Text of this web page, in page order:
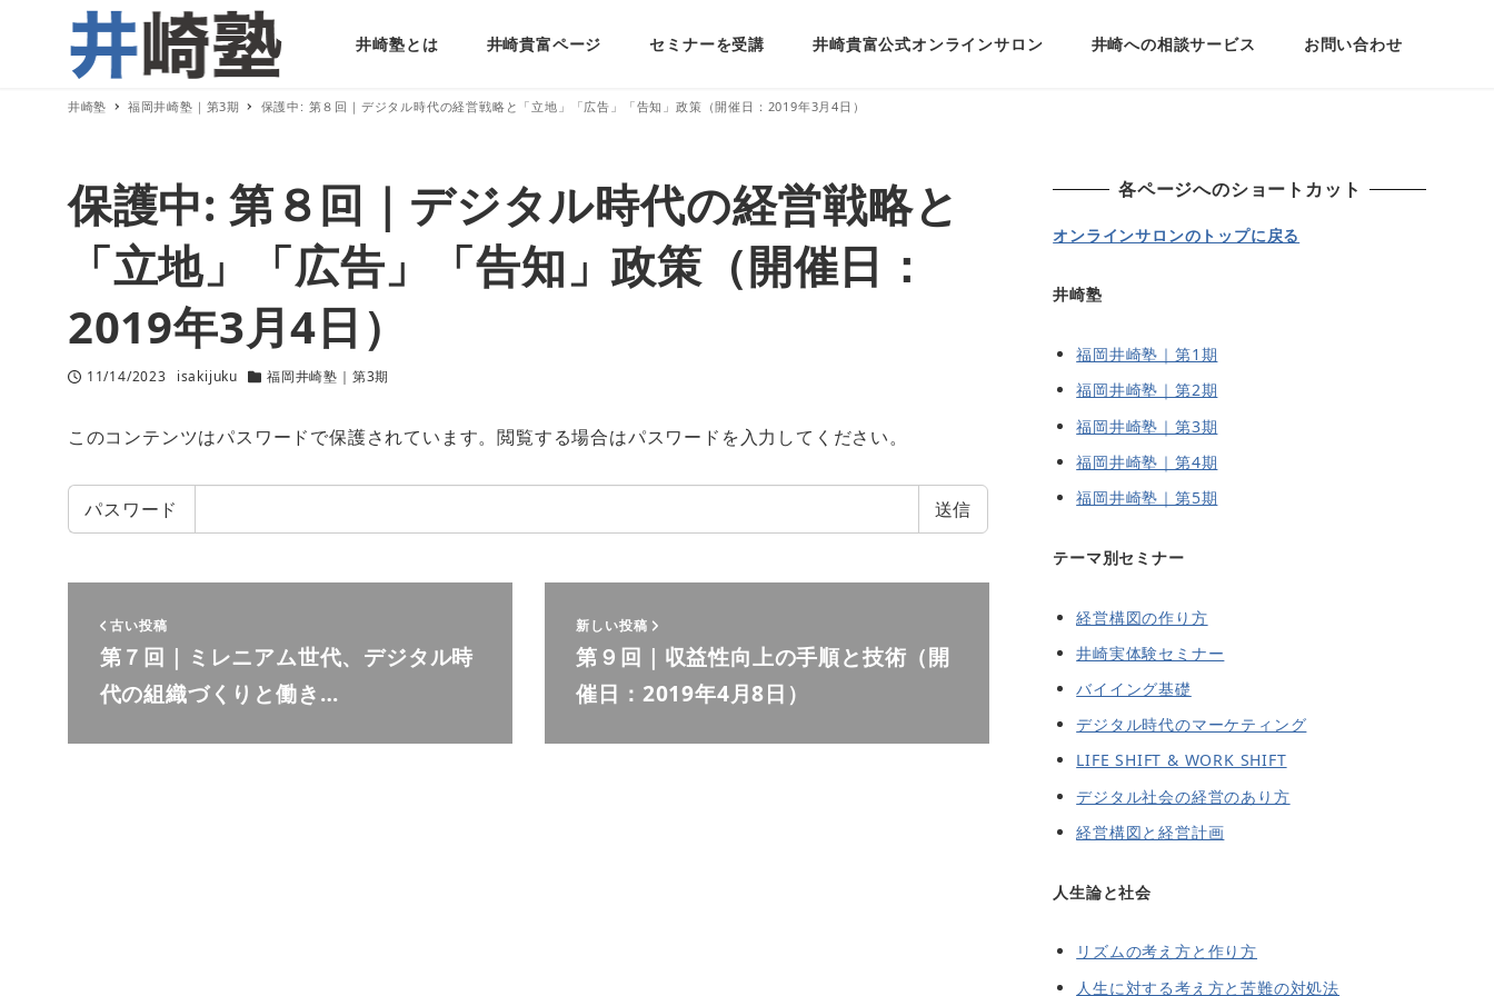
井崎塾とは 井崎貴富ページ セミナーを受講 井崎貴富公式オンラインサロン 井崎への相談サービス お問い合わせ
井崎塾 福岡井崎塾｜第3期 保護中: 第８回｜デジタル時代の経営戦略と「立地」「広告」「告知」政策（開催日：2019年3月4日）
保護中: 第８回｜デジタル時代の経営戦略と
「立地」「広告」「告知」政策（開催日：
2019年3月4日）
投稿日
11/14/2023
著
isakijuku
カテゴリー
福岡井崎塾｜第3期
このコンテンツはパスワードで保護されています。閲覧する場合はパスワードを入力してください。
パスワード
古い投稿
第７回｜ミレニアム世代、デジタル時
代の組織づくりと働き…
新しい投稿
第９回｜収益性向上の手順と技術（開
催日：2019年4月8日）
各ページへのショートカット
オンラインサロンのトップに戻る
井崎塾
福岡井崎塾｜第1期
福岡井崎塾｜第2期
福岡井崎塾｜第3期
福岡井崎塾｜第4期
福岡井崎塾｜第5期
テーマ別セミナー
経営構図の作り方
井崎実体験セミナー
バイイング基礎
デジタル時代のマーケティング
LIFE SHIFT & WORK SHIFT
デジタル社会の経営のあり方
経営構図と経営計画
人生論と社会
リズムの考え方と作り方
人生に対する考え方と苦難の対処法